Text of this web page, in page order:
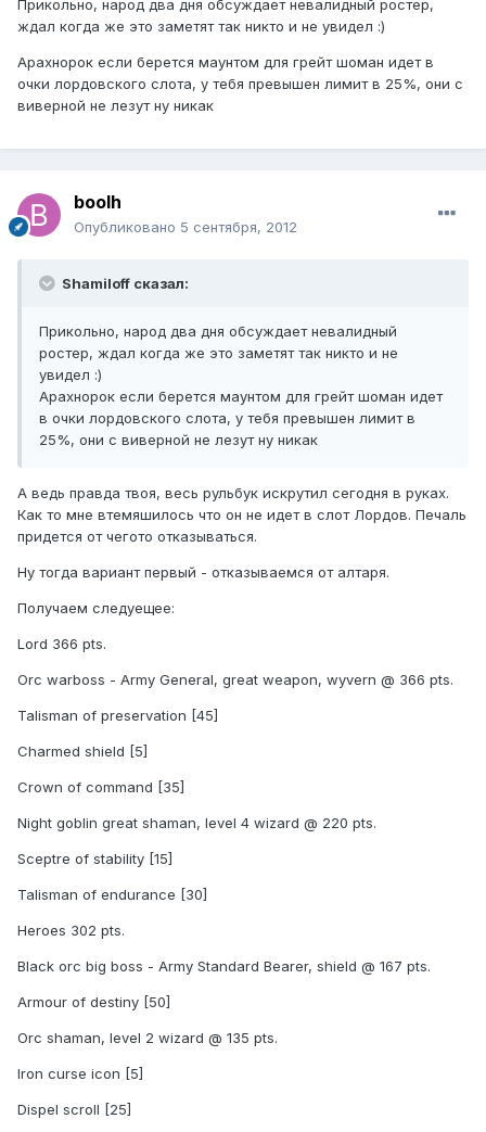
Прикольно, народ два дня обсуждает невалидный ростер,
ждал когда же это заметят так никто и не увидел :)
Арахнорок если берется маунтом для грейт шоман идет в
очки лордовского слота, у тебя превышен лимит в 25%, они с
виверной не лезут ну никак
boolh
Опубликовано 5 сентября, 2012
Shamiloff сказал:
Прикольно, народ два дня обсуждает невалидный
ростер, ждал когда же это заметят так никто и не
увидел :)
Арахнорок если берется маунтом для грейт шоман идет
в очки лордовского слота, у тебя превышен лимит в
25%, они с виверной не лезут ну никак
А ведь правда твоя, весь рульбук искрутил сегодня в руках.
Как то мне втемяшилось что он не идет в слот Лордов. Печаль
придется от чегото отказываться.
Ну тогда вариант первый - отказываемся от алтаря.
Получаем следуещее:
Lord 366 pts.
Orc warboss - Army General, great weapon, wyvern @ 366 pts.
Talisman of preservation [45]
Charmed shield [5]
Crown of command [35]
Night goblin great shaman, level 4 wizard @ 220 pts.
Sceptre of stability [15]
Talisman of endurance [30]
Heroes 302 pts.
Black orc big boss - Army Standard Bearer, shield @ 167 pts.
Armour of destiny [50]
Orc shaman, level 2 wizard @ 135 pts.
Iron curse icon [5]
Dispel scroll [25]